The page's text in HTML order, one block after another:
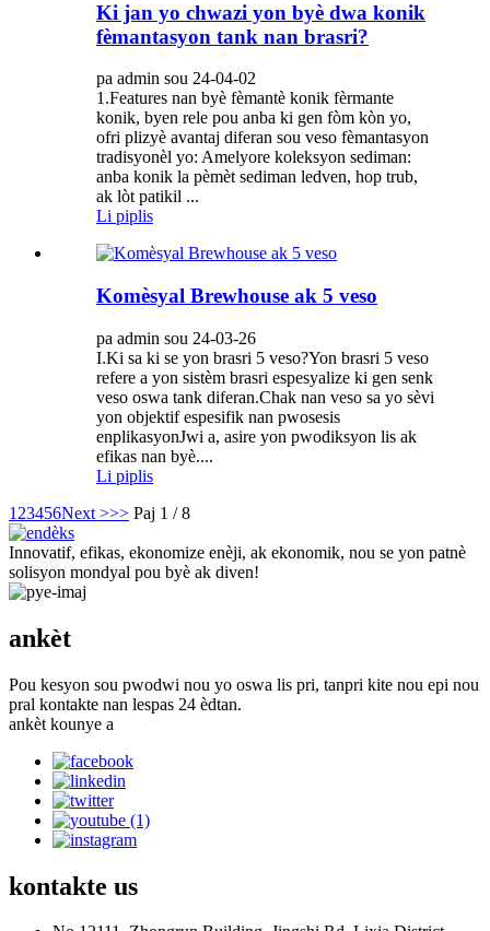
Ki jan yo chwazi yon byè dwa konik
fèmantasyon tank nan brasri?
pa admin sou 24-04-02
1.Features nan byè fèmantè konik fèrmante
konik, byen rele pou anba ki gen fòm kòn yo,
ofri plizyè avantaj diferan sou veso fèmantasyon
tradisyonèl yo: Amelyore koleksyon sediman:
anba konik la pèmèt sediman ledven, hop trub,
ak lòt patikil ...
Li piplis
Komèsyal Brewhouse ak 5 veso
pa admin sou 24-03-26
I.Ki sa ki se yon brasri 5 veso?Yon brasri 5 veso
refere a yon sistèm brasri espesyalize ki gen senk
veso oswa tank diferan.Chak nan veso sa yo sèvi
yon objektif espesifik nan pwosesis
enplikasyonJwi a, asire yon pwodiksyon lis ak
efikas nan byè....
Li piplis
1 23456Next >>> Paj 1 / 8
Innovatif, efikas, ekonomize enèji, ak ekonomik, nou se yon patnè
solisyon mondyal pou byè ak diven!
ankèt
Pou kesyon sou pwodwi nou yo oswa lis pri, tanpri kite nou epi nou
pral kontakte nan lespas 24 èdtan.
ankèt kounye a
kontakte us